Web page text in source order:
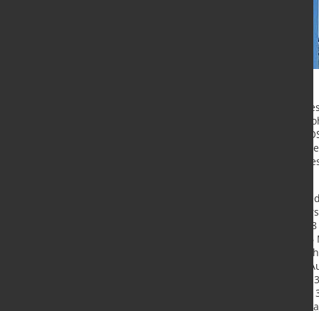
Hierzu trugen insbesondere die
sowie Technologie bei. Trotz der
Transformationsprogramms
Nettofinanzverschuldung
gestiegenen Eigenkapitalquote.
Der Außenumsatz des Konzerns
Vergleichsperiode rückläufigen
Walzstahlprodukte um 12 % auf
(H1 2022: 1.138,5 Mio. €) und
ein vorzeigbares Ergebnis
einbezogenen Beteiligung an der
aus als ein Jahr zuvor (H1 2022:
Nachsteuergewinn errechnen sich
des eingesetzten Kapitals (ROCE )